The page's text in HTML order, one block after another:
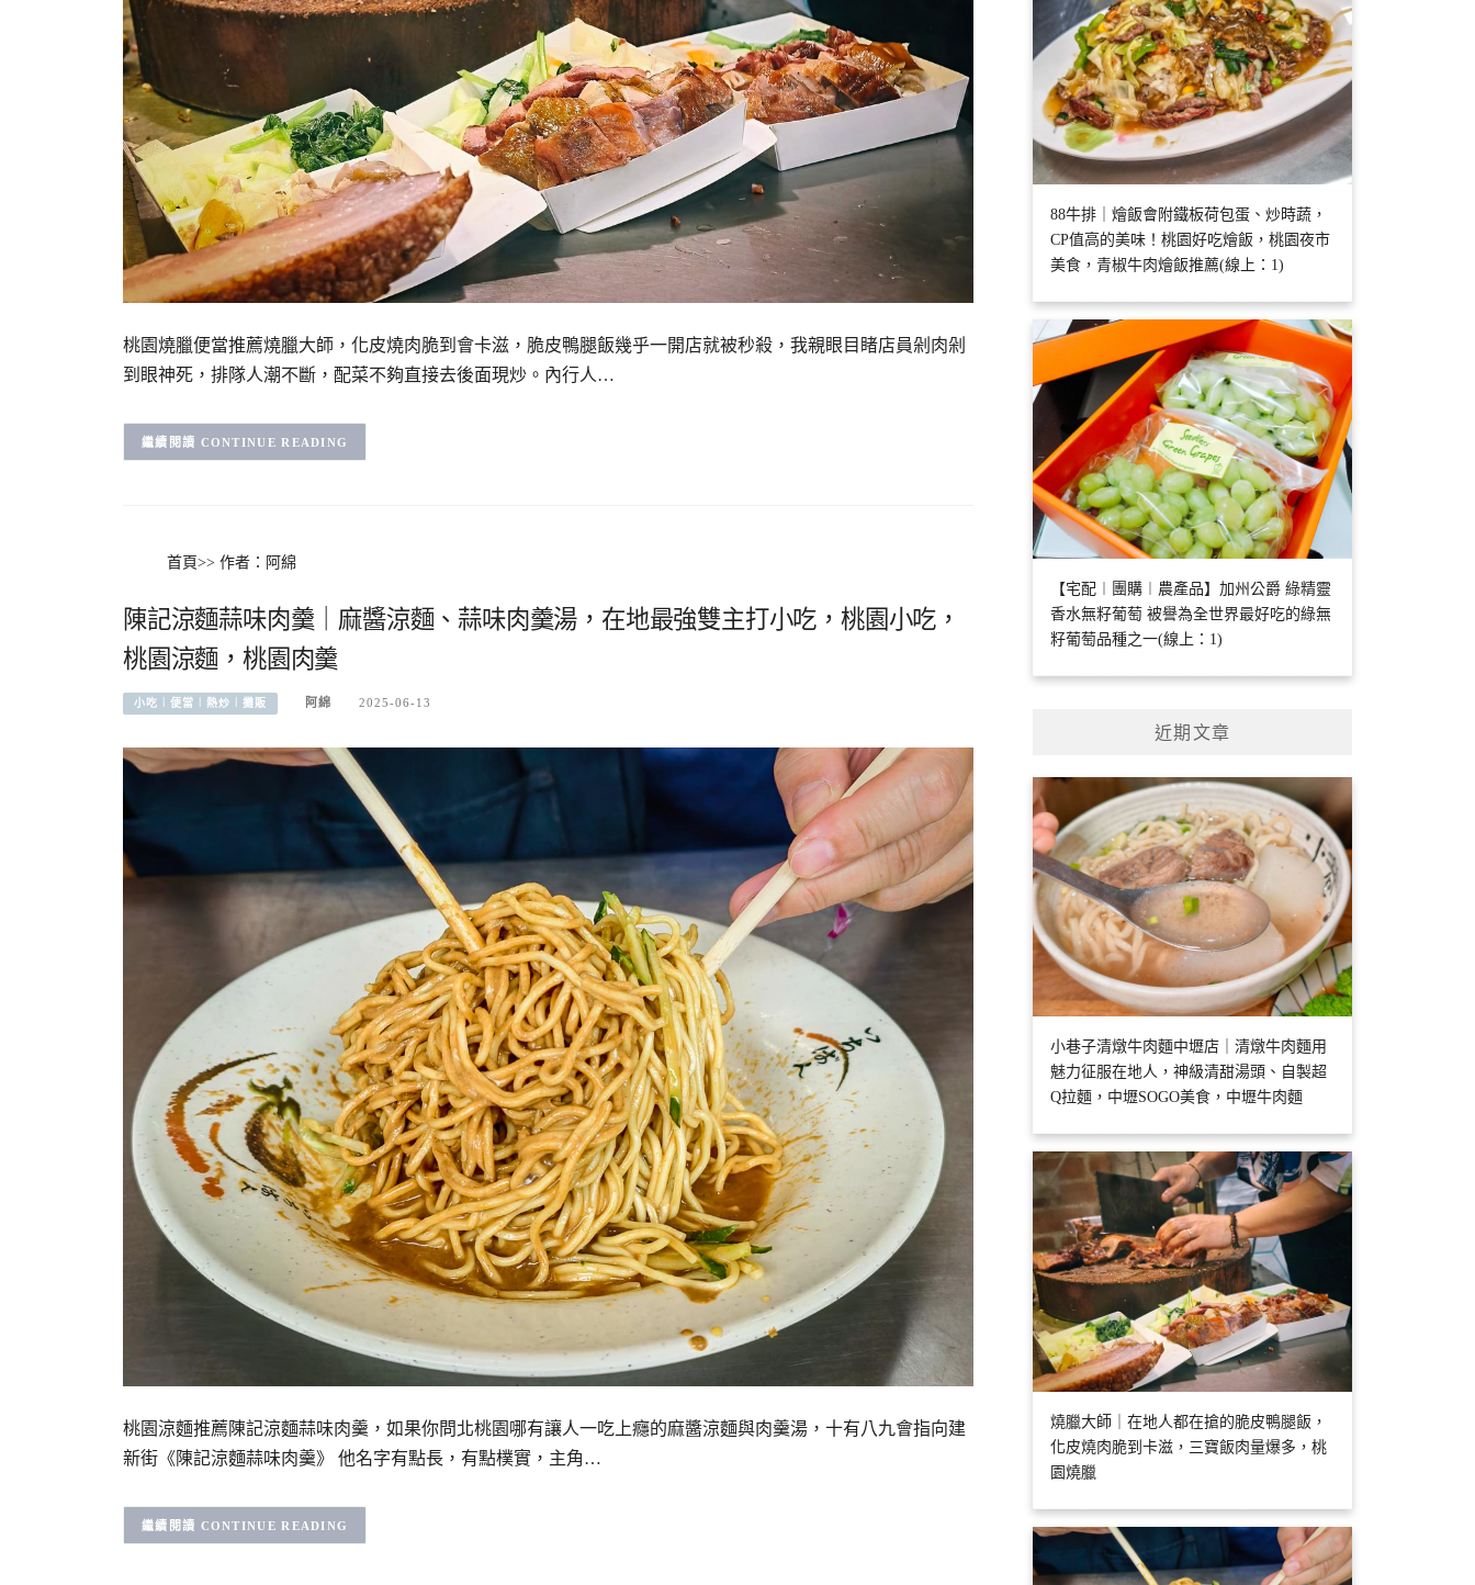
桃園燒臘便當推薦燒臘大師，化皮燒肉脆到會卡滋，脆皮鴨腿飯幾乎一開店就被秒殺，我親眼目睹店員剁肉剁
到眼神死，排隊人潮不斷，配菜不夠直接去後面現炒。內行人…
CONTINUE READING
首頁>> 作者：阿綿
陳記涼麵蒜味肉羹｜麻醬涼麵、蒜味肉羹湯，在地最強雙主打小吃，桃園小吃，
桃園涼麵，桃園肉羹
小吃︱便當︱熱炒︱攤販 阿綿 2025-06-13
桃園涼麵推薦陳記涼麵蒜味肉羹，如果你問北桃園哪有讓人一吃上癮的麻醬涼麵與肉羹湯，十有八九會指向建
新街《陳記涼麵蒜味肉羹》 他名字有點長，有點樸實，主角…
CONTINUE READING
88牛排｜燴飯會附鐵板荷包蛋、炒時蔬，
CP值高的美味！桃園好吃燴飯，桃園夜市
美食，青椒牛肉燴飯推薦(線上：1)
【宅配︱團購︱農產品】加州公爵 綠精靈
香水無籽葡萄 被譽為全世界最好吃的綠無
籽葡萄品種之一(線上：1)
近期文章
小巷子清燉牛肉麵中壢店｜清燉牛肉麵用
魅力征服在地人，神級清甜湯頭、自製超
Q拉麵，中壢SOGO美食，中壢牛肉麵
燒臘大師｜在地人都在搶的脆皮鴨腿飯，
化皮燒肉脆到卡滋，三寶飯肉量爆多，桃
園燒臘